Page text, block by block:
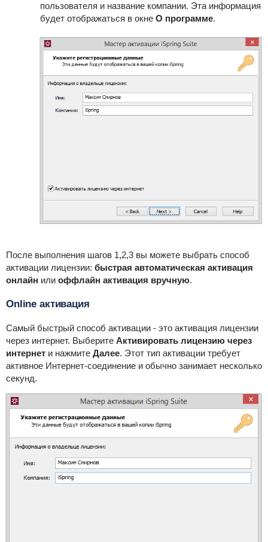
пользователя и название компании. Эта информация
будет отображаться в окне О программе.
После выполнения шагов 1,2,3 вы можете выбрать способ
активации лицензии: быстрая автоматическая активация
онлайн или оффлайн активация вручную.
Online активация
Самый быстрый способ активации - это активация лицензии
через интернет. Выберите Активировать лицензию через
интернети нажмите Далее. Этот тип активации требует
активное Интернет-соединение и обычно занимает несколько
секунд.